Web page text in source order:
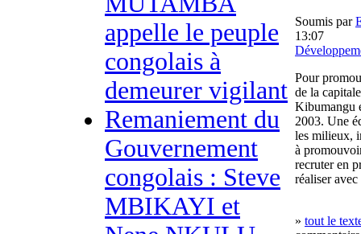
appelle le peuple
congolais à
demeurer vigilant
Remaniement du
Gouvernement
congolais : Steve
MBIKAYI et
Soumis par
13:07
Pour
de la
Kibumangu
2003. Une
les milieux,
à
recruter en
réaliser
» tout le